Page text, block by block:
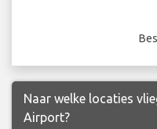
Naar welke locaties
Airport?